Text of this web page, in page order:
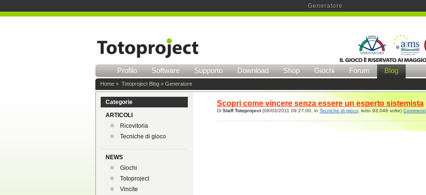
Generatore
Profilo Software Supporto Download Shop Giochi Forum Blog
Home » Totoproject Blog » Generatore
Categorie
ARTICOLI
Ricevitoria
Tecniche di gioco
NEWS
Giochi
Totoproject
Vincite
Scopri come vincere senza essere un esperto sistemista
Di Staff Totoproject(08/03/2011 09:27:00, in Tecniche di gioco , letto 93.046 volte) Commenti